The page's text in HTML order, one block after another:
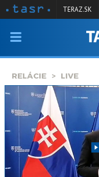
VYSIELANIE
SPRAVODAJSTVO
KONTAKT
ARCHÍV
TERAZ.SK
RELÁCIE LIVE